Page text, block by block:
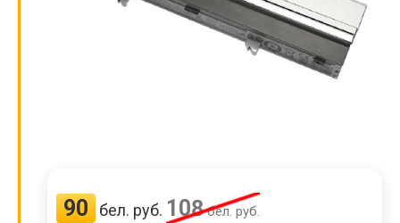
90 бел. руб. 108бел. руб.